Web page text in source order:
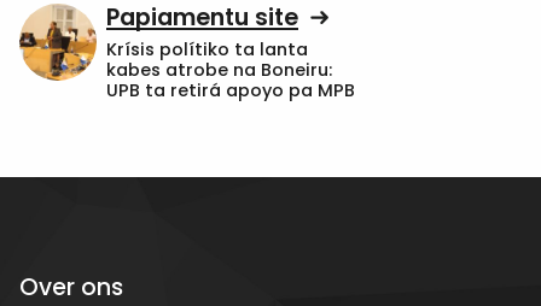
Papiamentu site
Krísis polítiko ta lanta
kabes atrobe na Boneiru:
UPB ta retirá apoyo pa MPB
Over ons